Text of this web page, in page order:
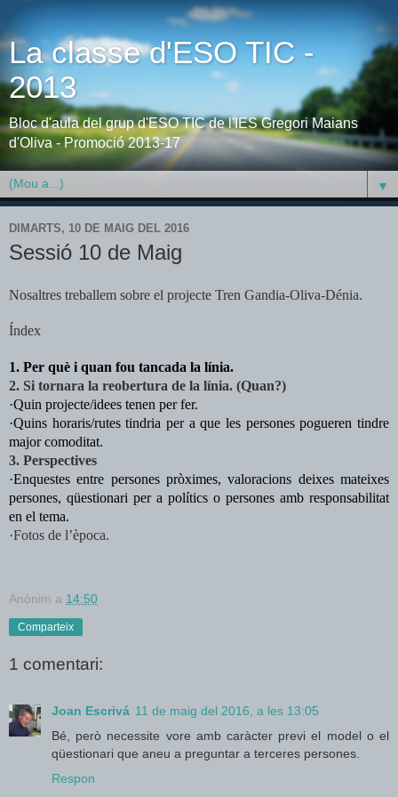
La classe d'ESO TIC -
2013
Bloc d'aula del grup d'ESO TIC de l'IES Gregori Maians
d'Oliva - Promoció 2013-17
▼
DIMARTS, 10 DE MAIG DEL 2016
Sessió 10 de Maig
Nosaltres treballem sobre el projecte Tren Gandia-Oliva-Dénia.
Índex
1. Per què i quan fou tancada la línia.
2. Si tornara la reobertura de la línia. (Quan?)
·Quin projecte/idees tenen per fer.
·Quins horaris/rutes tindria per a que les persones pogueren tindre
major comoditat.
3. Perspectives
·Enquestes entre persones pròximes, valoracions deixes mateixes
persones, qüestionari per a polítics o persones amb responsabilitat
en el tema.
·Fotos de l’època.
Anònim a 14:50
Comparteix
1 comentari:
Joan Escrivá 11 de maig del 2016, a les 13:05
Bé, però necessite vore amb caràcter previ el model o el
qüestionari que aneu a preguntar a terceres persones.
Respon